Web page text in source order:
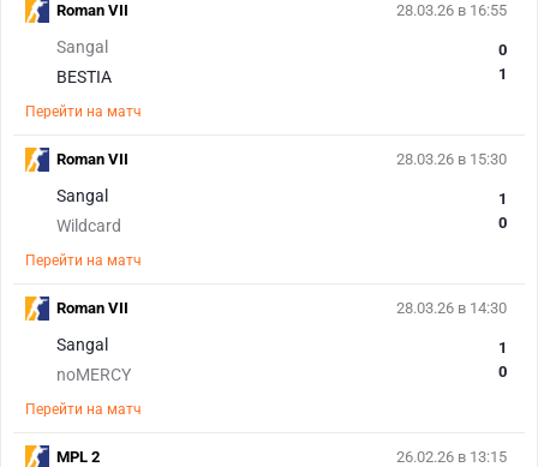
28.03.26 в 16:55
Sangal
BESTIA
0
1
Перейти на матч
Roman VII
28.03.26 в 15:30
Sangal
Wildcard
1
0
Перейти на матч
Roman VII
28.03.26 в 14:30
Sangal
noMERCY
1
0
Перейти на матч
Roman VII
26.02.26 в 13:15
MPL 2